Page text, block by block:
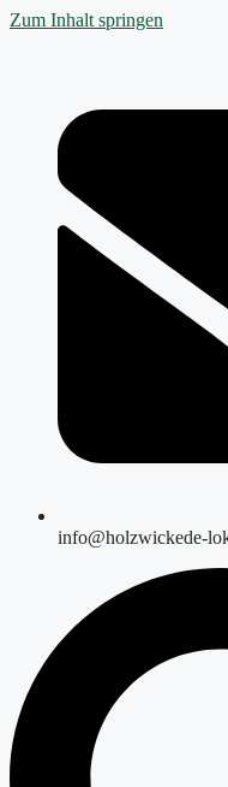
Zum Inhalt springen
info@holzwickede-